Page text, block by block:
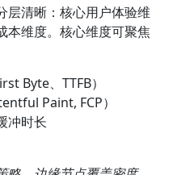
层清晰：核心用户体验维
本维度。核心维度可聚焦
Byte、TTFB）
Paint, FCP）
冲时长